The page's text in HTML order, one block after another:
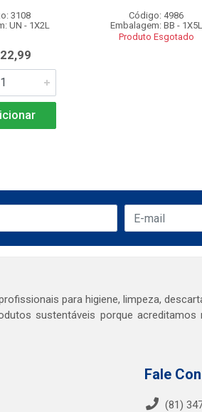
3108
UN - 1X2L
Código: 4986
Embalagem: BB - 1X5L
Produto Esgotado
para higiene, limpeza,
sustentáveis porque
Fale
(81)